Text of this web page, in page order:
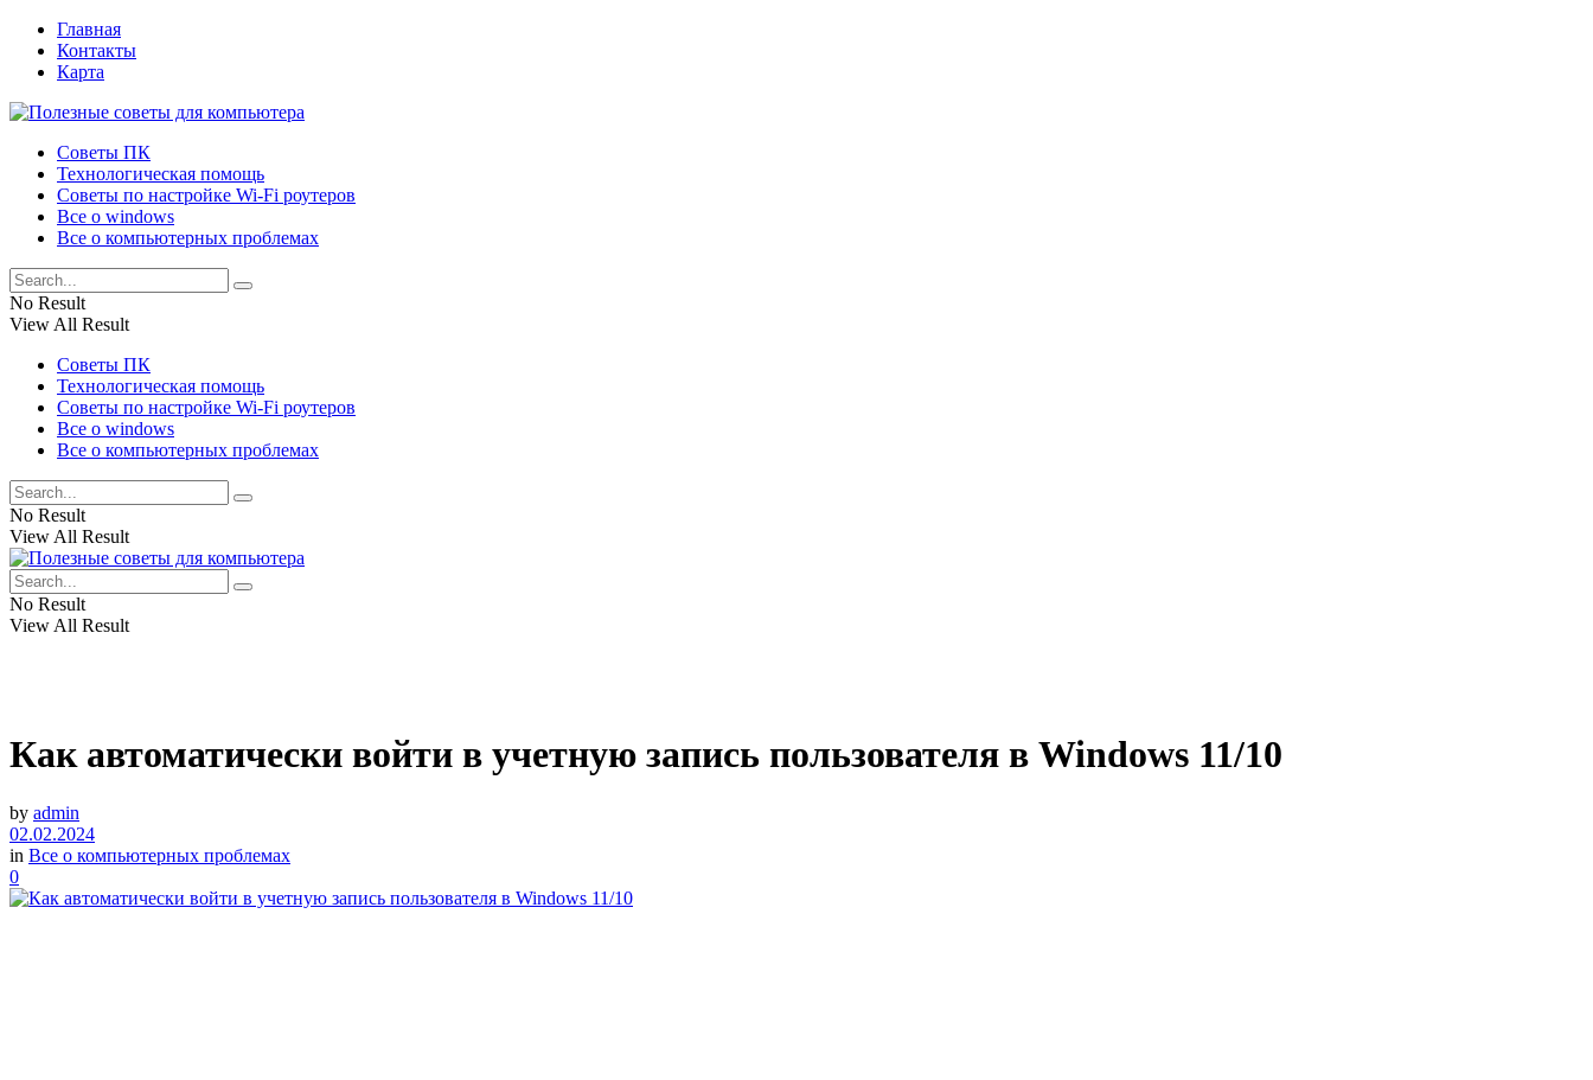
Главная
Контакты
Карта
Советы ПК
Технологическая помощь
Советы по настройке Wi-Fi роутеров
Все о windows
Все о компьютерных проблемах
No Result
View All Result
Советы ПК
Технологическая помощь
Советы по настройке Wi-Fi роутеров
Все о windows
Все о компьютерных проблемах
No Result
View All Result
No Result
View All Result
Как автоматически войти в учетную запись пользователя в Windows 11/10
by admin
02.02.2024
in Все о компьютерных проблемах
0